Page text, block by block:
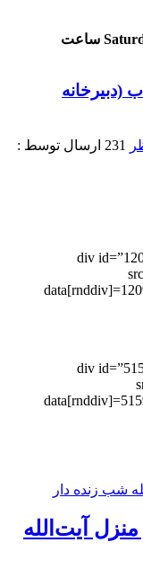
ساعت
(دبیرخانه
ارسال توسط :
<div
<div
آیت‌الله